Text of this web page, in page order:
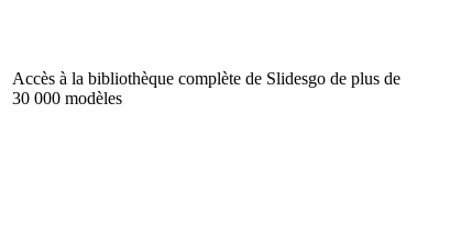
Accès à la bibliothèque complète de Slidesgo de plus de
30 000 modèles